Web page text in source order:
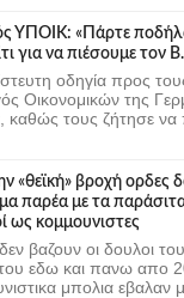
ΥΠΟΙΚ: «Πάρτε
για να πιέσουμε τον
οδηγία προς
Οικονομικών της
καθώς τους ζήτησε να
«θεϊκή» βροχή ορδες
παρέα με τα
ως κομμουνιστες
βαζουν οι δουλοι
εδω και πανω απο
μπολια εβαλαν